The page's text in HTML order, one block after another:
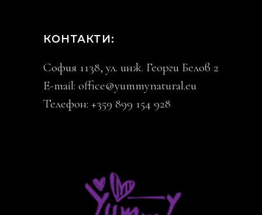
КОНТАКТИ:
София 1138, ул. инж. Георги Белов 2
E-mail: office@yummynatural.eu
Телефон: +359 899 154 928